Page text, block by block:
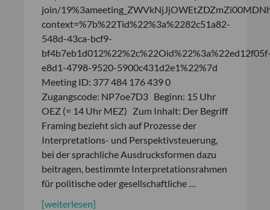
join/
context=%7b%22Tid%22%3a%2282c51a82-
548d-43ca-bcf9-
e8d1-4798-9520-5900c431d2e1%22%7d
Meeting ID: 377 484 176 439 0
Zugangscode: NP7oe7D3 Beginn: 15 Uhr
OEZ (= 14 Uhr MEZ) Zum Inhalt: Der Begriff
Framing bezieht sich auf Prozesse der
Interpretations- und Perspektivsteuerung,
bei der sprachliche Ausdrucksformen dazu
beitragen, bestimmte Interpretationsrahmen
für politische oder gesellschaftliche …
[weiterlesen]